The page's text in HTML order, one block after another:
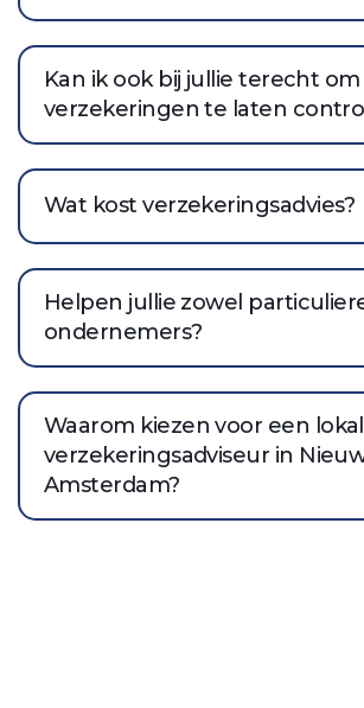
Kan ik ook bij jullie terecht
verzekeringen te laten
Wat kost verzekeringsadvies?
Helpen jullie zowel
ondernemers?
Waarom kiezen voor een
verzekeringsadviseur in
Amsterdam?